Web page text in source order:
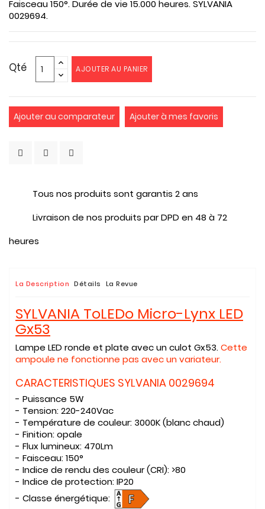
Faisceau 150°. Durée de vie 15.000 heures. SYLVANIA
0029694.
Qté AJOUTER AU PANIER
Ajouter au comparateur Ajouter à mes favoris
Tous nos produits sont garantis 2 ans
Livraison de nos produits par DPD en 48 à 72
heures
La Description Détails La Revue
SYLVANIA ToLEDo Micro-Lynx LED
Gx53
Lampe LED ronde et plate avec un culot Gx53.Cette
ampoule ne fonctionne pas avec un variateur.
CARACTERISTIQUES SYLVANIA 0029694
- Puissance 5W
- Tension:220-240Vac
- Température de couleur: 3000K (blanc chaud)
- Finition:opale
- Flux lumineux: 470Lm
- Faisceau:150°
- Indice de rendu des couleur (CRI):>80
- Indice de protection:IP20
- Classe énergétique: